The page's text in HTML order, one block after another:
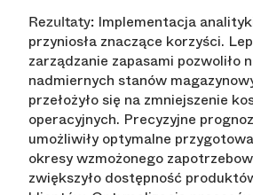
Rezultaty: Implementacja
przyniosła znaczące korzyści.
zarządzanie zapasami pozwoliło
nadmiernych stanów
przełożyło się na zmniejszenie
operacyjnych. Precyzyjne
umożliwiły optymalne
okresy wzmożonego
zwiększyło dostępność